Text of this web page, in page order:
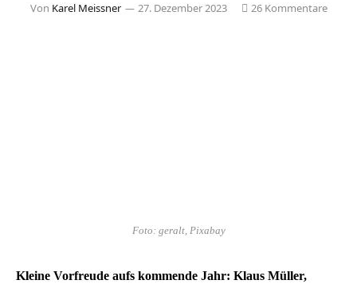
Von Karel Meissner 27. Dezember 2023 26 Kommentare
Foto: geralt, Pixabay
Kleine Vorfreude aufs kommende Jahr: Klaus Müller,